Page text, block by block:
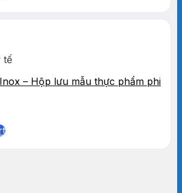
tế
– Hộp lưu mẫu thực phẩm phi